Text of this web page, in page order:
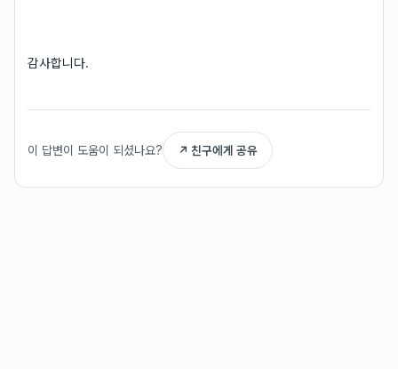
감사합니다.
이 답변이 도움이 되셨나요? ↗ 친구에게 공유